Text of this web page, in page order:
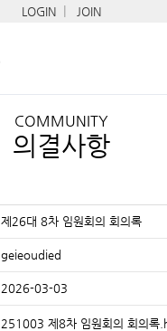
LOGIN JOIN
COMMUNITY
의결사항
제26대 8차 임원회의 회의록
geieoudied
2026-03-03
251003 제8차 임원회의 회의록